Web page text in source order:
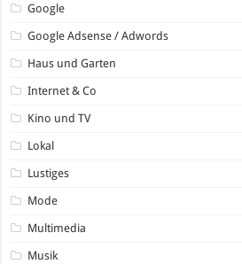
Google
Google Adsense / Adwords
Haus und Garten
Internet & Co
Kino und TV
Lokal
Lustiges
Mode
Multimedia
Musik